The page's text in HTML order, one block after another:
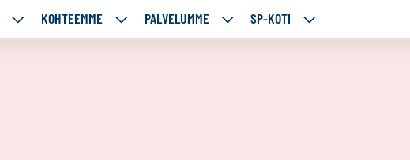
VÄLITTÄJÄMME
KOHTEEMME
KOHTEEMME
PALVELUMME
PALVELUMME
SP-KOTI
SP-